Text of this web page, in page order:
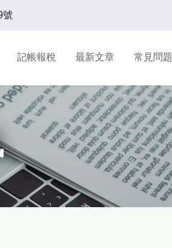
號
記帳報稅 最新文章 常見問題